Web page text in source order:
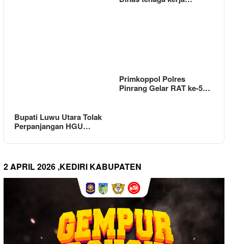
Bupati Luwu Utara Tolak
Perpanjangan HGU…
Primkoppol Polres
Pinrang Gelar RAT ke-5…
2 APRIL 2026 ,KEDIRI KABUPATEN